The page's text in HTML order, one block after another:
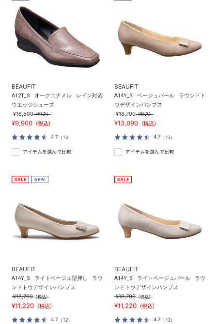
BEAUFIT
A12T_S オークエナメル
レイン対応
ウエッジシューズ
¥16,500（税込）
¥9,900 （税込）
4.7 （13）
アイテムを選んで比較
BEAUFIT
A14Y_S ベージュパール
ラウンドト
ウデザインパンプス
¥18,700（税込）
¥13,090 （税込）
4.7 （12）
アイテムを選んで比較
BEAUFIT
A14Y_S ライトベージュ型押し
ラウ
ンドトウデザインパンプス
¥18,700（税込）
¥11,220 （税込）
4.7 （12）
BEAUFIT
A14Y_S ライトベージュパール
ラウ
ンドトウデザインパンプス
¥18,700（税込）
¥11,220 （税込）
4.7 （12）